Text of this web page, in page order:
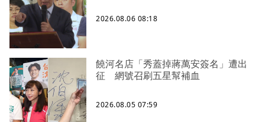
2026.08.06 08:18
饒河名店「秀蓋掉蔣萬安簽名」遭出
征 網號召刷五星幫補血
2026.08.05 07:59